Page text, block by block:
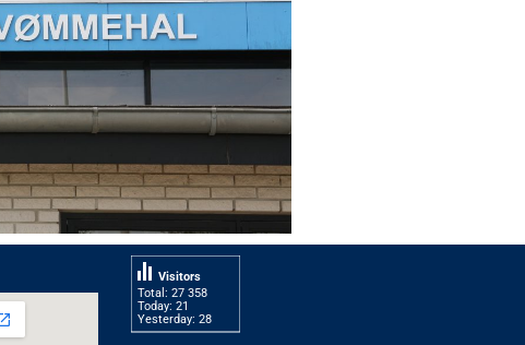
Total: 27 358
Today: 21
Yesterday: 28
Visitors